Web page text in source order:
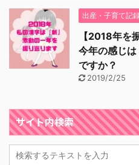
出産・子育て記
【2018年を
今年の感じ
ですか？
2019/2/25
サイト内検索